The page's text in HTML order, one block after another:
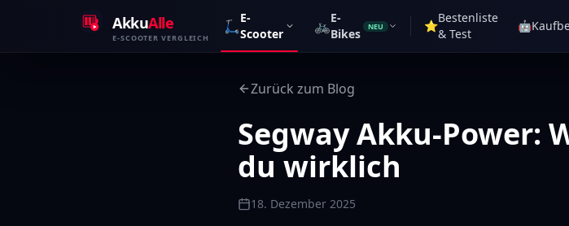
AkkuAlle
E-SCOOTER VERGLEICH
🛴E-
Scooter
🚲E-
Bikes
NEU ⭐
Bestenliste
& Test
🤖
Zurück zum Blog
Segway Akku-Power:
du wirklich
18. Dezember 2025